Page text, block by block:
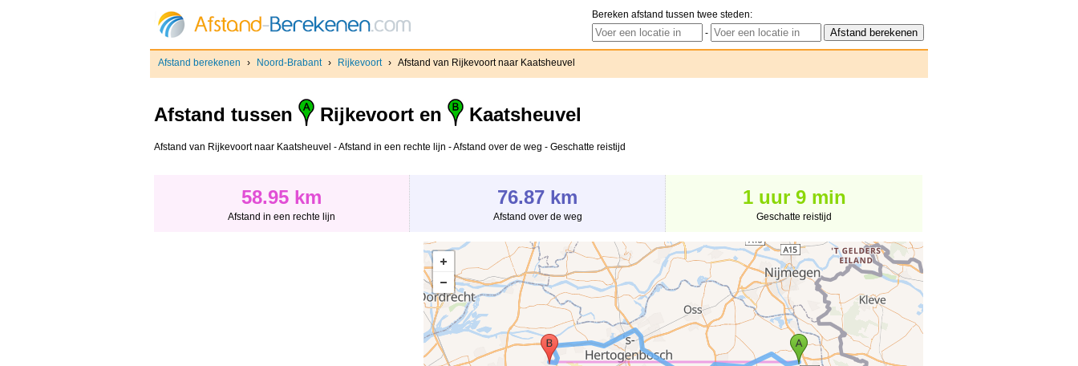
Bereken afstand tussen twee steden:
-
Afstand berekenen › Noord-Brabant › Rijkevoort › Afstand van Rijkevoort naar Kaatsheuvel
Afstand tussen Rijkevoort en Kaatsheuvel
Afstand van Rijkevoort naar Kaatsheuvel - Afstand in een rechte lijn - Afstand over de weg - Geschatte reistijd
58.95 km
Afstand in een rechte lijn
76.87 km
Afstand over de weg
1 uur 9 min
Geschatte reistijd